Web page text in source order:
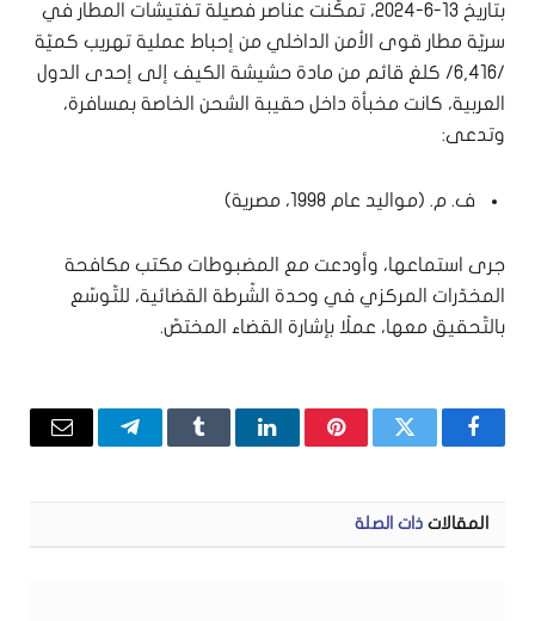
بتاريخ 13-6-2024، تمكّنت عناصر فصيلة تفتيشات المطار في
سريّة مطار قوى الأمن الداخلي من إحباط عملية تهريب كميّة
/6,416/ كلغ قائم من مادة حشيشة الكيف إلى إحدى الدول
العربية، كانت مخبأة داخل حقيبة الشحن الخاصة بمسافرة،
وتدعى:
ف. م. (مواليد عام 1998، مصرية)
جرى استماعها، وأودعت مع المضبوطات مكتب مكافحة
المخدّرات المركزي في وحدة الشّرطة القضائية، للتّوسّع
بالتّحقيق معها، عملًا بإشارة القضاء المختصّ.
فيسبوكتويتر بينتيريستلينكدإنTumblrتيلقرامالبريد
المقالات ذات الصلة